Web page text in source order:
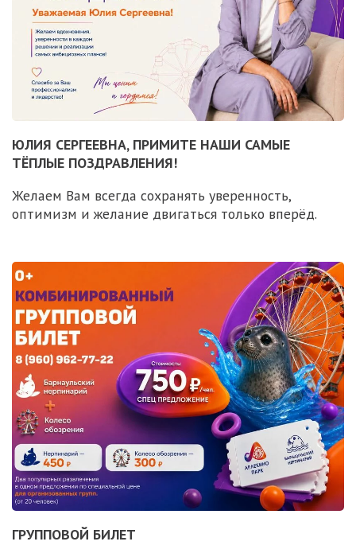
ЮЛИЯ СЕРГЕЕВНА, ПРИМИТЕ НАШИ САМЫЕ
ТЁПЛЫЕ ПОЗДРАВЛЕНИЯ!
Желаем Вам всегда сохранять уверенность,
оптимизм и желание двигаться только вперёд.
ГРУППОВОЙ БИЛЕТ